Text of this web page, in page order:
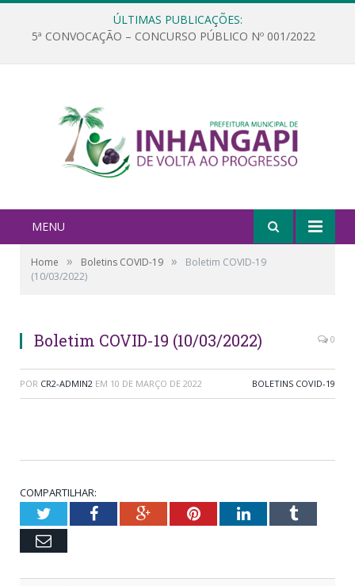
ÚLTIMAS PUBLICAÇÕES:
5ª CONVOCAÇÃO – CONCURSO PÚBLICO Nº 001/2022
MENU
Home » Boletins COVID-19 »
Boletim COVID-19
(10/03/2022)
Boletim COVID-19 (10/03/2022) 0
POR CR2-ADMIN2 EM 10 DE MARÇO DE 2022 BOLETINS COVID-19
COMPARTILHAR:
TwitterFacebookGoogle+PinterestLinkedInTumblr
Email